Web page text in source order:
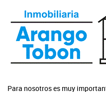
Para nosotros es muy